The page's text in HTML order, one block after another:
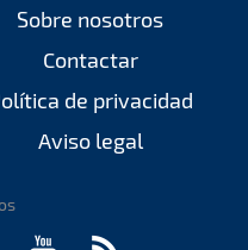
Sobre nosotros
Contactar
de privacidad
Aviso legal